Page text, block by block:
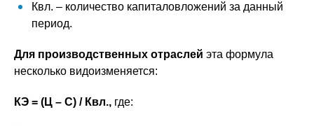
Квл. – количество капиталовложений за данный
период.
Для производственных отраслей эта формула
несколько видоизменяется:
КЭ = (Ц ­– С) / Квл., где: